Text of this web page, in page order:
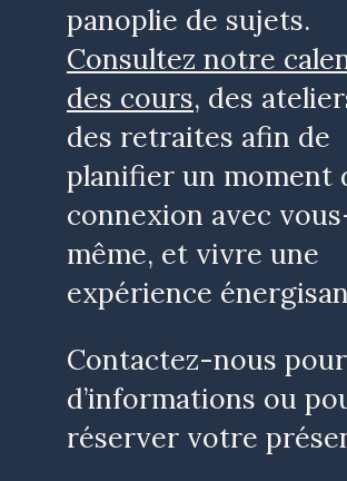
panoplie de sujets.
Consultez notre
des cours, des
des retraites afin de
planifier un moment
connexion avec
même, et vivre une
expérience
Contactez-nous
d’informations ou
réserver votre